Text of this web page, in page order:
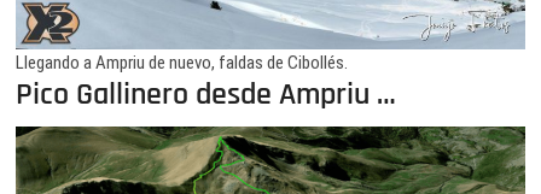
Llegando a Ampriu de nuevo, faldas de Cibollés.
Pico Gallinero desde Ampriu …